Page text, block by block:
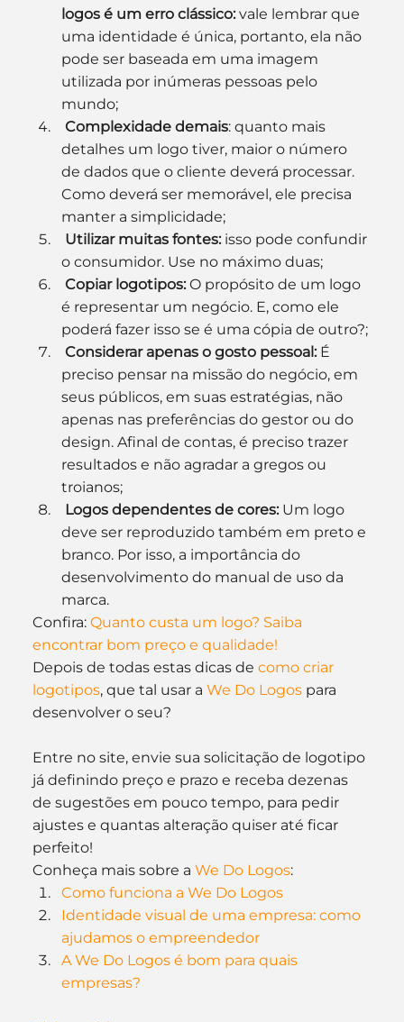
logos é um erro clássico: vale lembrar que
uma identidade é única, portanto, ela não
pode ser baseada em uma imagem
utilizada por inúmeras pessoas pelo
mundo;
Complexidade demais: quanto mais
detalhes um logo tiver, maior o número
de dados que o cliente deverá processar.
Como deverá ser memorável, ele precisa
manter a simplicidade;
Utilizar muitas fontes: isso pode confundir
o consumidor. Use no máximo duas;
Copiar logotipos: O propósito de um logo
é representar um negócio. E, como ele
poderá fazer isso se é uma cópia de outro?;
Considerar apenas o gosto pessoal: É
preciso pensar na missão do negócio, em
seus públicos, em suas estratégias, não
apenas nas preferências do gestor ou do
design. Afinal de contas, é preciso trazer
resultados e não agradar a gregos ou
troianos;
Logos dependentes de cores: Um logo
deve ser reproduzido também em preto e
branco. Por isso, a importância do
desenvolvimento do manual de uso da
marca.
Confira: Quanto custa um logo? Saiba
encontrar bom preço e qualidade!
Depois de todas estas dicas de como criar
logotipos, que tal usar a We Do Logos para
desenvolver o seu?
Entre no site, envie sua solicitação de logotipo
já definindo preço e prazo e receba dezenas
de sugestões em pouco tempo, para pedir
ajustes e quantas alteração quiser até ficar
perfeito!
Conheça mais sobre a We Do Logos:
Como funciona a We Do Logos
Identidade visual de uma empresa: como
ajudamos o empreendedor
A We Do Logos é bom para quais
empresas?